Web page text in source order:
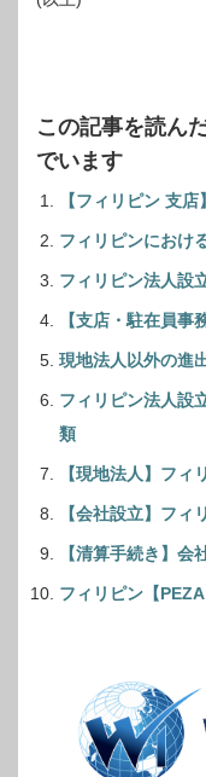
この記事を読ん
でいます
【フィリピン 支
フィリピンにお
フィリピン法人設
【支店・駐在員事
現地法人以外の進
フィリピン法人設
類
【現地法人】フ
【会社設立】フィ
【清算手続き】会
フィリピン【